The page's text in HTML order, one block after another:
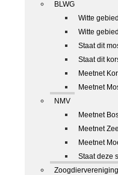
BLWG
Witte
Witte
Staat dit
Staat dit
Meetnet
Meetnet
NMV
Meetnet
Meetnet
Meetnet
Staat deze
Zoogdiervereniging